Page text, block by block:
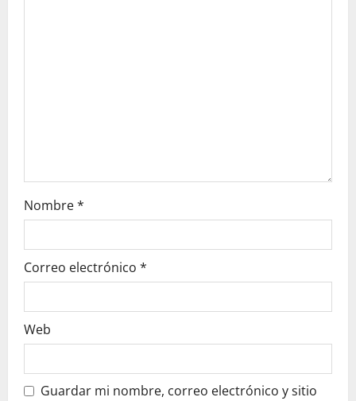
Nombre*
Correo electrónico *
Web
Guardar mi nombre, correo electrónico y sitio